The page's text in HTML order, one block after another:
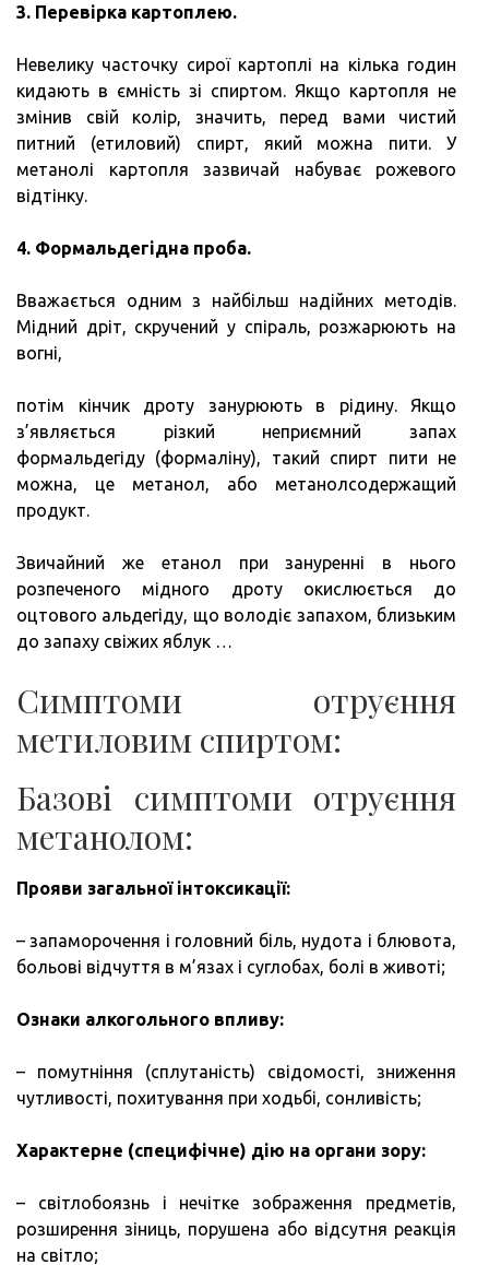
3. Перевірка картоплею.
Невелику часточку сирої картоплі на кілька годин
кидають в ємність зі спиртом. Якщо картопля не
змінив свій колір, значить, перед вами чистий
питний (етиловий) спирт, який можна пити. У
метанолі картопля зазвичай набуває рожевого
відтінку.
4. Формальдегідна проба.
Вважається одним з найбільш надійних методів.
Мідний дріт, скручений у спіраль, розжарюють на
вогні,
потім кінчик дроту занурюють в рідину. Якщо
з’являється різкий неприємний запах
формальдегіду (формаліну), такий спирт пити не
можна, це метанол, або метанолсодержащий
продукт.
Звичайний же етанол при зануренні в нього
розпеченого мідного дроту окислюється до
оцтового альдегіду, що володіє запахом, близьким
до запаху свіжих яблук …
Симптоми отруєння
метиловим спиртом:
Базові симптоми отруєння
метанолом:
Прояви загальної інтоксикації:
– запаморочення і головний біль, нудота і блювота,
больові відчуття в м’язах і суглобах, болі в животі;
Ознаки алкогольного впливу:
– помутніння (сплутаність) свідомості, зниження
чутливості, похитування при ходьбі, сонливість;
Характерне (специфічне) дію на органи зору:
– світлобоязнь і нечітке зображення предметів,
розширення зіниць, порушена або відсутня реакція
на світло;